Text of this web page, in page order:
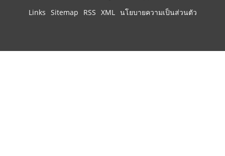
Links Sitemap RSS XML นโยบายความเป็นส่วนตัว